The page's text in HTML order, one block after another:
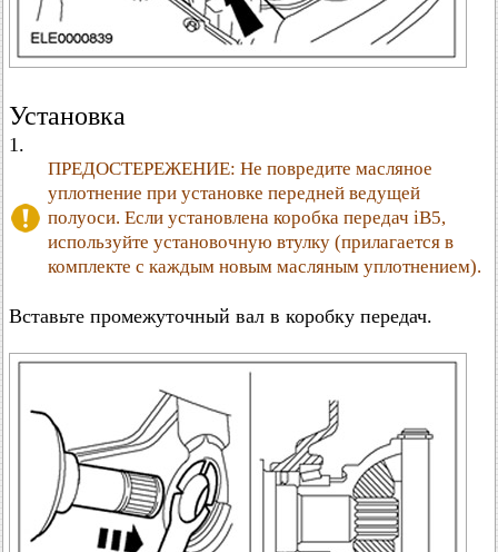
Установка
1.
ПРЕДОСТЕРЕЖЕНИЕ: Не повредите масляное
уплотнение при установке передней ведущей
полуоси. Если установлена коробка передач iB5,
используйте установочную втулку (прилагается в
комплекте с каждым новым масляным уплотнением).
Вставьте промежуточный вал в коробку передач.